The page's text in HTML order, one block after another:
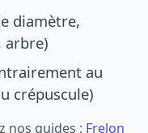
diamètre,
arbre)
au
crépuscule)
nos guides : Frelon